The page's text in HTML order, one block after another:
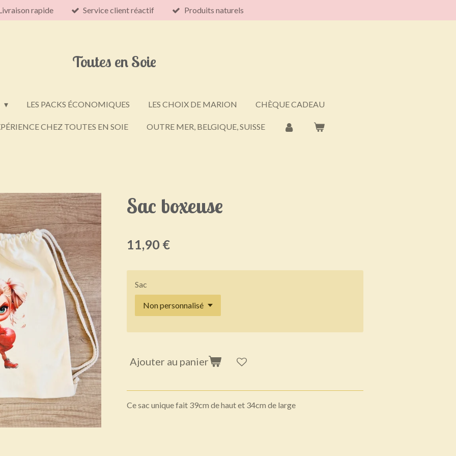
rapide Service client réactif Produits naturels
Toutes en Soie
LES PACKS ÉCONOMIQUES LES CHOIX DE MARION CHÈQUE CADEAU
CHEZ TOUTES EN SOIE OUTRE MER, BELGIQUE, SUISSE
Sac boxeuse
11,90 €
Sac
Ajouter au panier
Ce sac unique fait 39cm de haut et 34cm de large